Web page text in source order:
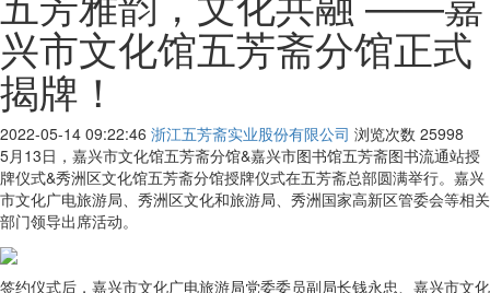
兴市文化馆五芳斋分馆正式
揭牌！
2022-05-14 09:22:46 浙江五芳斋实业股份有限公司 浏览次数 25998
5月13日，嘉兴市文化馆五芳斋分馆&嘉兴市图书馆五芳斋图书流通站授
牌仪式&秀洲区文化馆五芳斋分馆授牌仪式在五芳斋总部圆满举行。嘉兴
市文化广电旅游局、秀洲区文化和旅游局、秀洲国家高新区管委会等相关
部门领导出席活动。
签约仪式后，嘉兴市文化广电旅游局党委委员副局长钱永忠、嘉兴市文化